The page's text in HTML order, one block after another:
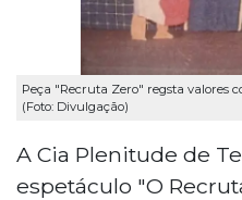
Peça "Recruta Zero" regsta valores
(Foto: Divulgação)
A Cia Plenitude de
espetáculo "O